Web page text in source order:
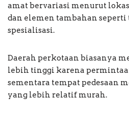
amat bervariasi menurut
dan elemen tambahan seperti
spesialisasi.
Daerah perkotaan biasanya
lebih tinggi karena
sementara tempat pedesaan
yang lebih relatif murah.